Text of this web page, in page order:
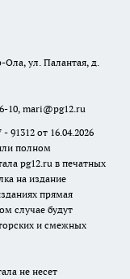
Ола, ул. Палантая, д.
10, mari@pg12.ru
от 16.04.2026
полном
pg12.ru в печатных
на издание
прямая
случае будут
и смежных
не несет